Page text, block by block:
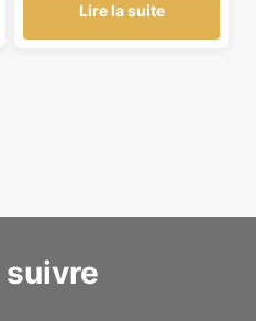
Lire la suite
suivre